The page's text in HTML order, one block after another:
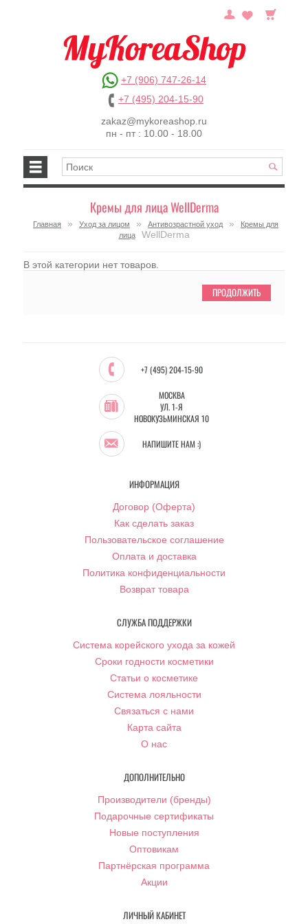
+7 (906) 747-26-14
+7 (495) 204-15-90
zakaz@mykoreashop.ru
пн - пт : 10.00 - 18.00
Кремы для лица WellDerma
Главная » Уход за лицом » Антивозрастной уход »
Кремы для
лица
WellDerma
В этой категории нет товаров.
ПРОДОЛЖИТЬ
+7 (495) 204-15-90
МОСКВА
УЛ. 1-Я
НОВОКУЗЬМИНСКАЯ 10
НАПИШИТЕ НАМ :)
ИНФОРМАЦИЯ
Договор (Оферта)
Как сделать заказ
Пользовательское соглашение
Оплата и доставка
Политика конфиденциальности
Возврат товара
СЛУЖБА ПОДДЕРЖКИ
Система корейского ухода за кожей
Сроки годности косметики
Статьи о косметике
Система лояльности
Связаться с нами
Карта сайта
О нас
ДОПОЛНИТЕЛЬНО
Производители (бренды)
Подарочные сертификаты
Новые поступления
Оптовикам
Партнёрская программа
Акции
ЛИЧНЫЙ КАБИНЕТ